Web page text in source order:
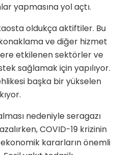
yapmasına yol açtı.
oldukça aktiftiler. Bu
ve diğer hizmet
etkilenen sektörler ve
sağlamak için yapılıyor.
başka bir yükselen
nedeniyle seragazı
COVID-19 krizinin
kararların önemli